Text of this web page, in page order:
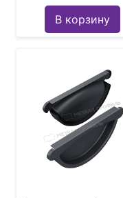
В корзину